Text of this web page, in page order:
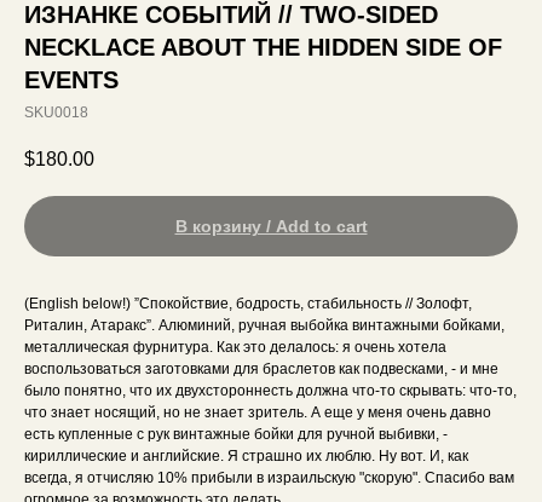
ИЗНАНКЕ СОБЫТИЙ // TWO-SIDED
NECKLACE ABOUT THE HIDDEN SIDE OF
EVENTS
SKU0018
$180.00
В корзину / Add to cart
(English below!) ”Спокойствие, бодрость, стабильность // Золофт,
Риталин, Атаракс”. Алюминий, ручная выбойка винтажными бойками,
металлическая фурнитура. Как это делалось: я очень хотела
воспользоваться заготовками для браслетов как подвесками, - и мне
было понятно, что их двухстороннесть должна что-то скрывать: что-то,
что знает носящий, но не знает зритель. А еще у меня очень давно
есть купленные с рук винтажные бойки для ручной выбивки, -
кириллические и английские. Я страшно их люблю. Ну вот. И, как
всегда, я отчисляю 10% прибыли в израильскую "скорую". Спасибо вам